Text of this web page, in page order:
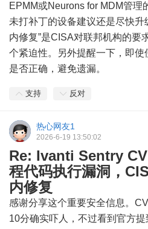
EPMM或Neurons for MDM管理
未打补丁的设备建议还是尽快升
内修复”是CISA对联邦机构的要
个紧迫性。另外提醒一下，即
是否正确，避免遗漏。
支持 反对
热心网友1
2026-6-19 13:50:02
Re: Ivanti Sentry
程代码执行漏洞，
内修复
感谢分享这个重要安全信息。
10分确实吓人，不过看到官方